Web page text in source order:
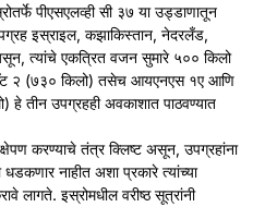
पीएसएलव्ही सी ३७ या उड्डाणातून
इस्राइल, कझाकिस्तान, नेदरलँड,
त्यांचे एकत्रित वजन सुमारे ५०० किलो
२ (७३० किलो) तसेच आयएनएस १ए आणि
हे तीन उपग्रहही अवकाशात पाठवण्यात
करण्याचे तंत्र क्लिष्ट असून, उपग्रहांना
नाहीत अशा प्रकारे त्यांच्या
लागते. इस्रोमधील वरीष्ठ सूत्रांनी